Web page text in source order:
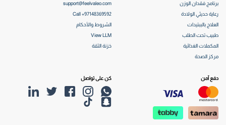
برنامج فقدان الوزن
رعاية حديثي الولادة
العلاج بالببتيدات
طبيب تحت الطلب
المكملات الغذائية
مركز الصحة
support@feelvaleo.com
Call +97148369592
الشروط والأحكام
View LLM
خزنة الثقة
دفع آمن كن على تواصل